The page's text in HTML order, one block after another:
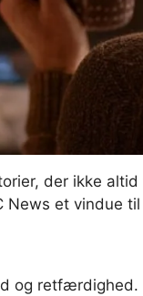
der ikke
News et vindue
og